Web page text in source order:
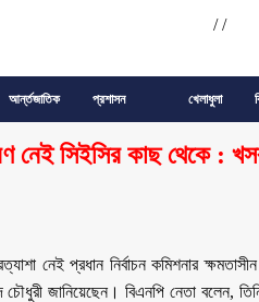
//
আর্ন্তজাতিক প্রশাসন খেলাধুলা
নেই সিইসির কাছ থেকে :
নেই প্রধান নির্বাচন কমিশনার
জানিয়েছেন। বিএনপি নেতা বলেন,